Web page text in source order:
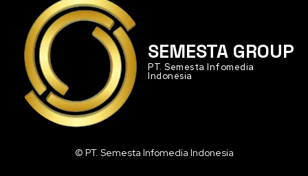
SEMESTA GROUP
PT. Semesta Infomedia
Indonesia
© PT. Semesta Infomedia Indonesia